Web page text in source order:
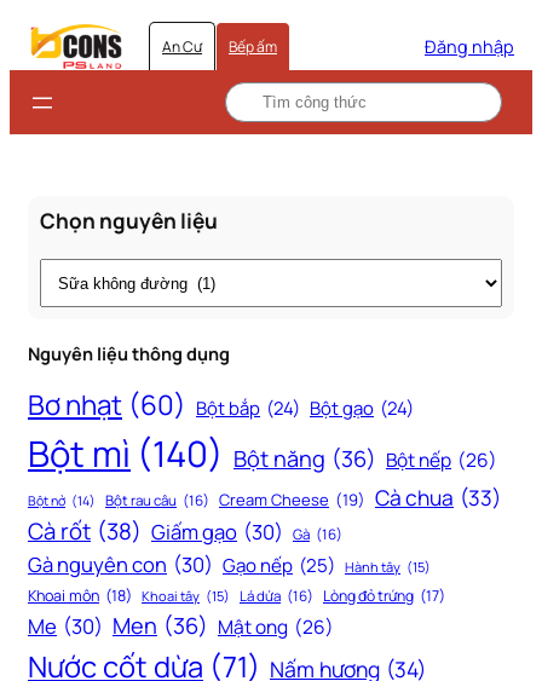
An Cư Bếp ấm Đăng nhập
Chọn nguyên liệu
Thẻ
Nguyên liệu thông dụng
Bơ nhạt (60) Bột bắp (24) Bột gạo (24)
Bột mì (140) Bột năng (36) Bột nếp (26)
Bột nở (14) Bột rau câu (16) Cream Cheese (19) Cà chua (33)
Cà rốt (38) Giấm gạo (30) Gà (16)
Gà nguyên con (30) Gạo nếp (25) Hành tây (15)
Khoai môn (18) Khoai tây (15) Lá dứa (16) Lòng đỏ trứng (17)
Me (30) Men (36) Mật ong (26)
Nước cốt dừa (71) Nấm hương (34)